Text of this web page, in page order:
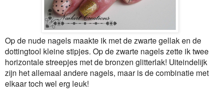
Op de nude nagels maakte ik met de zwarte gellak en de
dottingtool kleine stipjes. Op de zwarte nagels zette ik twee
horizontale streepjes met de bronzen glitterlak! Uiteindelijk
zijn het allemaal andere nagels, maar is de combinatie met
elkaar toch wel erg leuk!